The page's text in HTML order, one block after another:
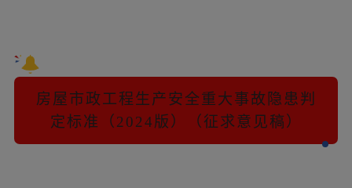
房屋市政工程生产安全重大事故隐患判
定标准（2024版）（征求意见稿）